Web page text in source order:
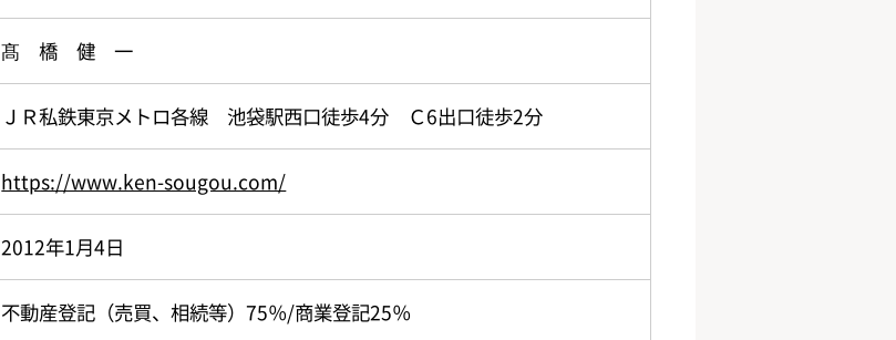
髙 橋 健 一
ＪＲ私鉄東京メトロ各線 池袋駅西口徒歩4分 Ｃ6出口徒歩2分
https://www.ken-sougou.com/
2012年1月4日
不動産登記（売買、相続等）75％/商業登記25％